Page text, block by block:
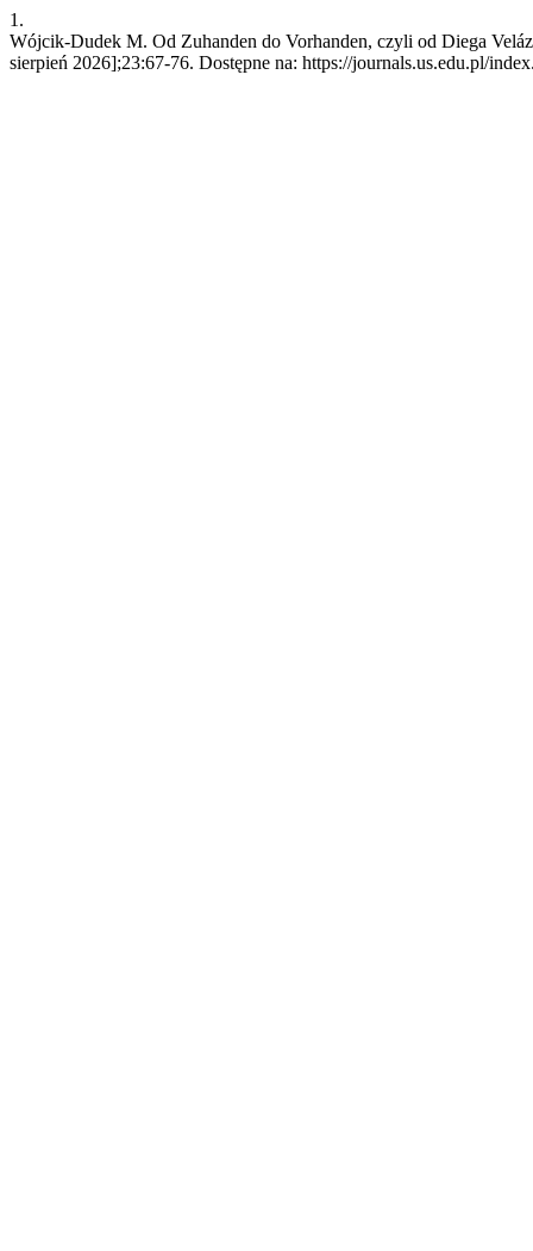
1.
Wójcik-Dudek M. Od Zuhanden do Vorhanden, czyli od Diega
sierpień 2026];23:67-76. Dostępne na: https://journals.us.edu.pl/